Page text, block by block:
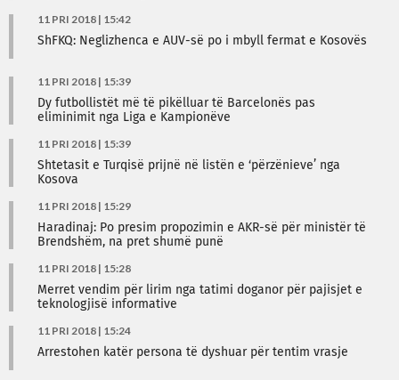
11 PRI 2018 | 15:42
ShFKQ: Neglizhenca e AUV-së po i mbyll fermat e Kosovës
11 PRI 2018 | 15:39
Dy futbollistët më të pikëlluar të Barcelonës pas
eliminimit nga Liga e Kampionëve
11 PRI 2018 | 15:39
Shtetasit e Turqisë prijnë në listën e ‘përzënieve’ nga
Kosova
11 PRI 2018 | 15:29
Haradinaj: Po presim propozimin e AKR-së për ministër të
Brendshëm, na pret shumë punë
11 PRI 2018 | 15:28
Merret vendim për lirim nga tatimi doganor për pajisjet e
teknologjisë informative
11 PRI 2018 | 15:24
Arrestohen katër persona të dyshuar për tentim vrasje